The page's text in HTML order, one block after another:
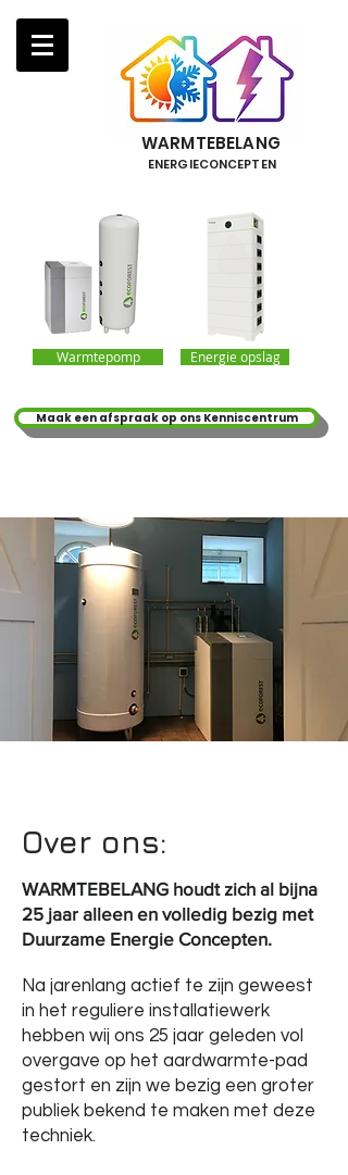
WARMTEBELANG
ENERGIECONCEPTEN
Warmtepomp Energie opslag
Maak een afspraak op ons Kenniscentrum
WARMTEBELANG houdt zich al bijna
25 jaar alleen en volledig bezig met
Duurzame Energie Concepten.
Na jarenlang actief te zijn geweest
in het reguliere installatiewerk
hebben wij ons 25 jaar geleden vol
overgave op het aardwarmte-pad
gestort en zijn we bezig een groter
publiek bekend te maken met deze
techniek.
Over ons: